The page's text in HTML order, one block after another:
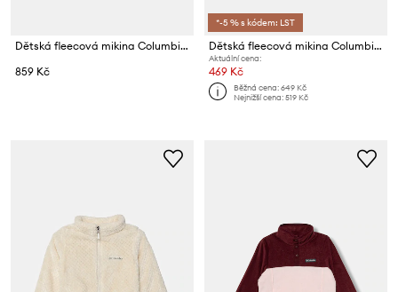
Dětská fleecová mikina Columbia Steens Mtn
859 Kč
*-5 % s kódem: LST
Dětská fleecová mikina Columbia Glacial
Aktuální cena:
469 Kč
Běžná cena:649 Kč
Nejnižší cena:519 Kč